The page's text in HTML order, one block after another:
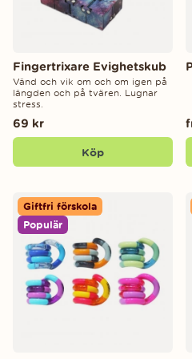
Fingertrixare Evighetskub
Vänd och vik om och om igen på
längden och på tvären. Lugnar
stress.
69 kr
Köp
Giftfri förskola
Populär